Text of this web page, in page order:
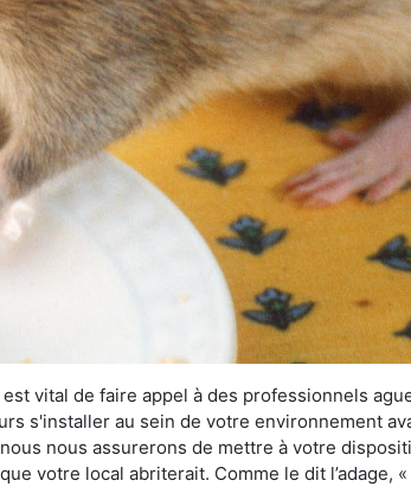
vital de faire appel à des professionnels
s'installer au sein de votre environnement
nous assurerons de mettre à votre
votre local abriterait. Comme le dit l’adage,